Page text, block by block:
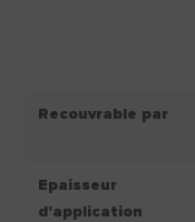
Recouvrable par
Epaisseur
d'application